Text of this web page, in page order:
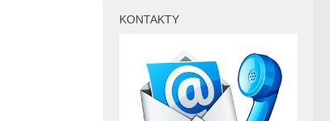
KONTAKTY